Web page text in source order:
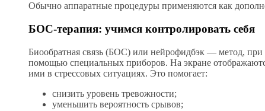
Обычно аппаратные процедуры применяются как
БОС-терапия: учимся контролировать себя
Биообратная связь (БОС) или нейрофидбэк — метод, при
помощью специальных приборов. На экране
ими в стрессовых ситуациях. Это помогает:
снизить уровень тревожности;
уменьшить вероятность срывов;